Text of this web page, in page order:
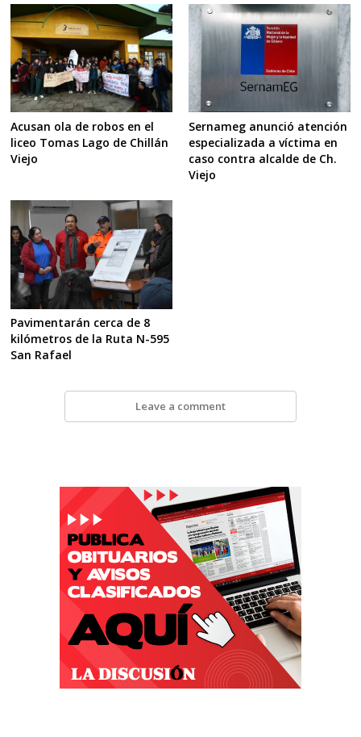
Acusan ola de robos en el
liceo Tomas Lago de Chillán
Viejo
Sernameg anunció atención
especializada a víctima en
caso contra alcalde de Ch.
Viejo
Pavimentarán cerca de 8
kilómetros de la Ruta N-595
San Rafael
Leave a comment